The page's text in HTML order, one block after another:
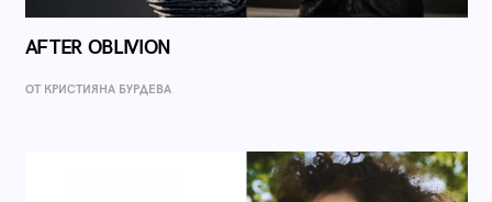
AFTER OBLIVION
ОТ КРИСТИЯНА БУРДЕВА